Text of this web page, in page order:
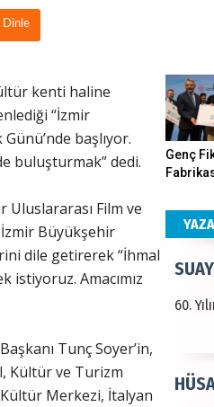
Dinle
kenti haline
“İzmir
başlıyor.
buluşturmak” dedi.
Uluslararası Film ve
Büyükşehir
dile getirerek “İhmal
Amacımız
Tunç Soyer’in,
Kültür ve Turizm
Kültür Merkezi, İtalyan
Genç
ALI
60.